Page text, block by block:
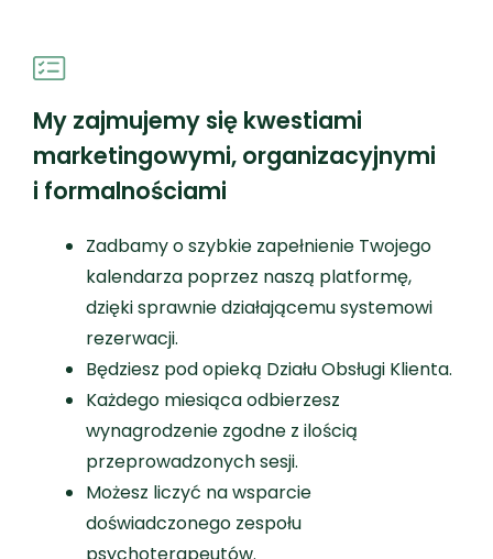
My zajmujemy się kwestiami
marketingowymi, organizacyjnymi
i formalnościami
Zadbamy o szybkie zapełnienie Twojego
kalendarza poprzez naszą platformę,
dzięki sprawnie działającemu systemowi
rezerwacji.
Będziesz pod opieką Działu Obsługi Klienta.
Każdego miesiąca odbierzesz
wynagrodzenie zgodne z ilością
przeprowadzonych sesji.
Możesz liczyć na wsparcie
doświadczonego zespołu